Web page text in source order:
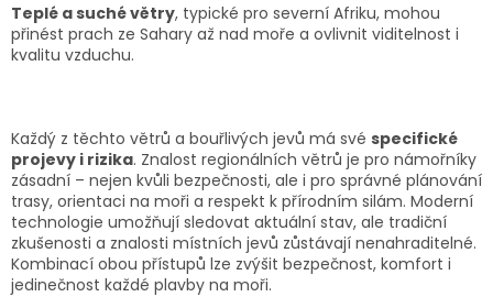
Teplé a suché větry, typické pro severní Afriku, mohou
přinést prach ze Sahary až nad moře a ovlivnit viditelnost i
kvalitu vzduchu.
Každý z těchto větrů a bouřlivých jevů má své specifické
projevy i rizika. Znalost regionálních větrů je pro námořníky
zásadní – nejen kvůli bezpečnosti, ale i pro správné plánování
trasy, orientaci na moři a respekt k přírodním silám. Moderní
technologie umožňují sledovat aktuální stav, ale tradiční
zkušenosti a znalosti místních jevů zůstávají nenahraditelné.
Kombinací obou přístupů lze zvýšit bezpečnost, komfort i
jedinečnost každé plavby na moři.